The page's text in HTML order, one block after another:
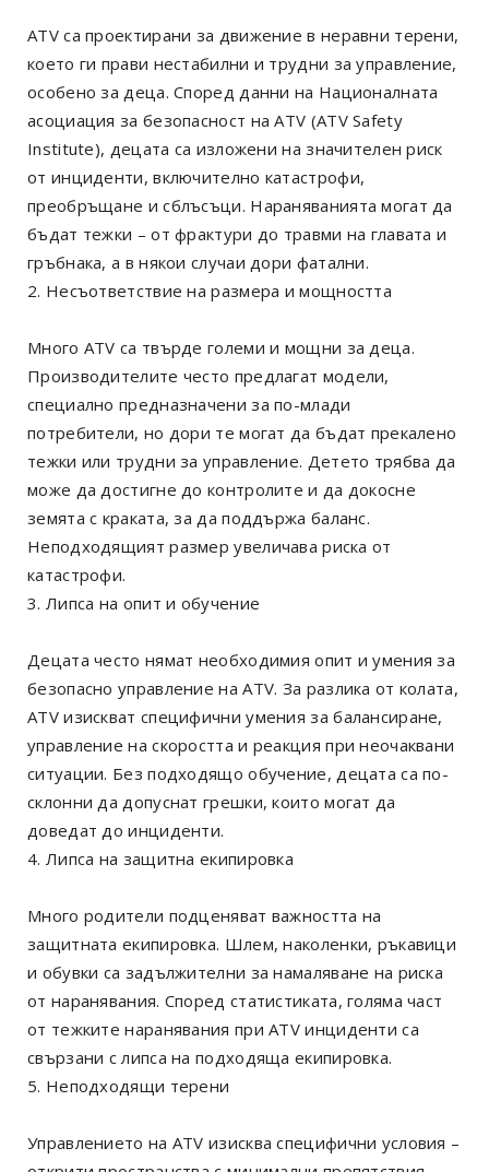
ATV са проектирани за движение в неравни терени,
което ги прави нестабилни и трудни за управление,
особено за деца. Според данни на Националната
асоциация за безопасност на ATV (ATV Safety
Institute), децата са изложени на значителен риск
от инциденти, включително катастрофи,
преобръщане и сблъсъци. Нараняванията могат да
бъдат тежки – от фрактури до травми на главата и
гръбнака, а в някои случаи дори фатални.
2. Несъответствие на размера и мощността
Много ATV са твърде големи и мощни за деца.
Производителите често предлагат модели,
специално предназначени за по-млади
потребители, но дори те могат да бъдат прекалено
тежки или трудни за управление. Детето трябва да
може да достигне до контролите и да докосне
земята с краката, за да поддържа баланс.
Неподходящият размер увеличава риска от
катастрофи.
3. Липса на опит и обучение
Децата често нямат необходимия опит и умения за
безопасно управление на ATV. За разлика от колата,
ATV изискват специфични умения за балансиране,
управление на скоростта и реакция при неочаквани
ситуации. Без подходящо обучение, децата са по-
склонни да допуснат грешки, които могат да
доведат до инциденти.
4. Липса на защитна екипировка
Много родители подценяват важността на
защитната екипировка. Шлем, наколенки, ръкавици
и обувки са задължителни за намаляване на риска
от наранявания. Според статистиката, голяма част
от тежките наранявания при ATV инциденти са
свързани с липса на подходяща екипировка.
5. Неподходящи терени
Управлението на ATV изисква специфични условия –